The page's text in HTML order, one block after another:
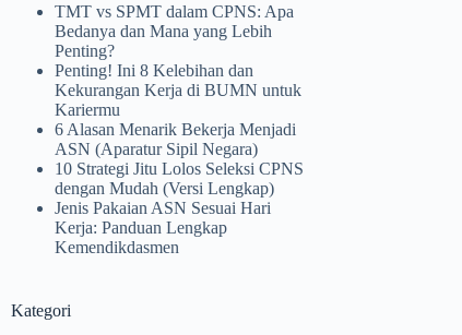
TMT vs SPMT dalam CPNS: Apa
Bedanya dan Mana yang Lebih
Penting?
Penting! Ini 8 Kelebihan dan
Kekurangan Kerja di BUMN untuk
Kariermu
6 Alasan Menarik Bekerja Menjadi
ASN (Aparatur Sipil Negara)
10 Strategi Jitu Lolos Seleksi CPNS
dengan Mudah (Versi Lengkap)
Jenis Pakaian ASN Sesuai Hari
Kerja: Panduan Lengkap
Kemendikdasmen
Kategori